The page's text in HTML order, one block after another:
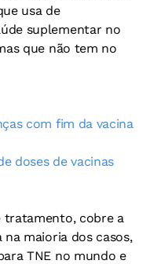
usa de
suplementar no
que não tem no
com fim da vacina
doses de vacinas
tratamento, cobre a
maioria dos casos,
TNE no mundo e